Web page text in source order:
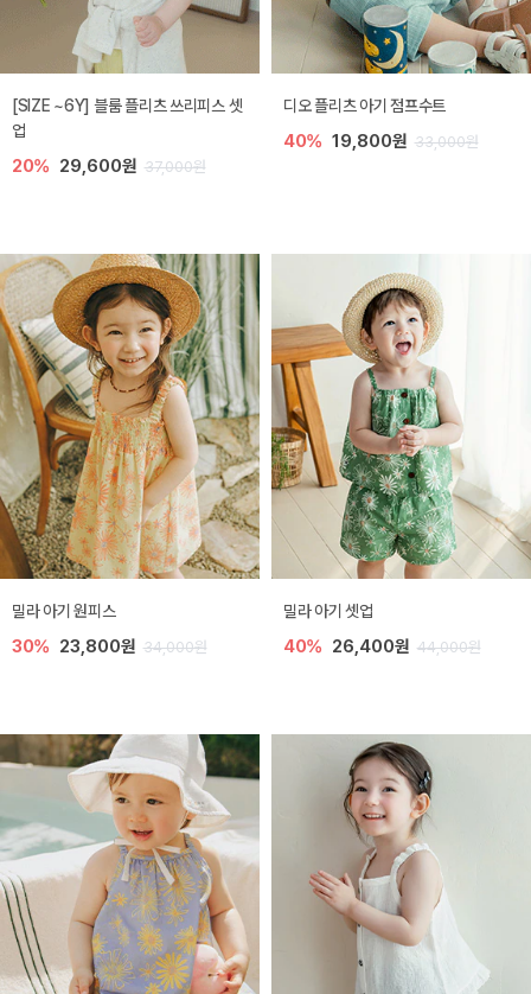
[SIZE ~6Y] 블룸 플리츠 쓰리피스 셋
업
20% 29,600원 37,000원
디오 플리츠 아기 점프수트
40% 19,800원 33,000원
밀라 아기 원피스
30% 23,800원 34,000원
밀라 아기 셋업
40% 26,400원 44,000원